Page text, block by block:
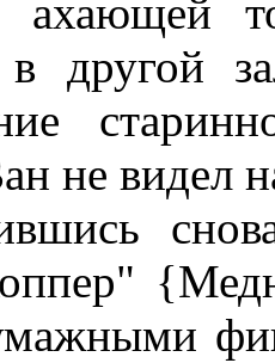
ахающей
в другой
не видел